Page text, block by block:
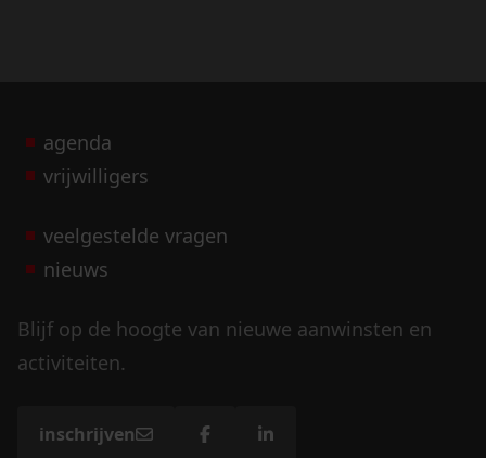
agenda
vrijwilligers
veelgestelde vragen
nieuws
Blijf op de hoogte van nieuwe aanwinsten en
activiteiten.
inschrijven